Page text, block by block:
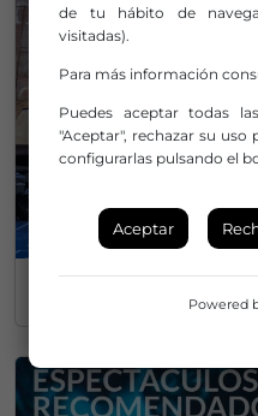
de tu hábito de
visitadas).
Para más información
Puedes aceptar todas
"Aceptar", rechazar su uso
configurarlas pulsando el
Aceptar
Powered